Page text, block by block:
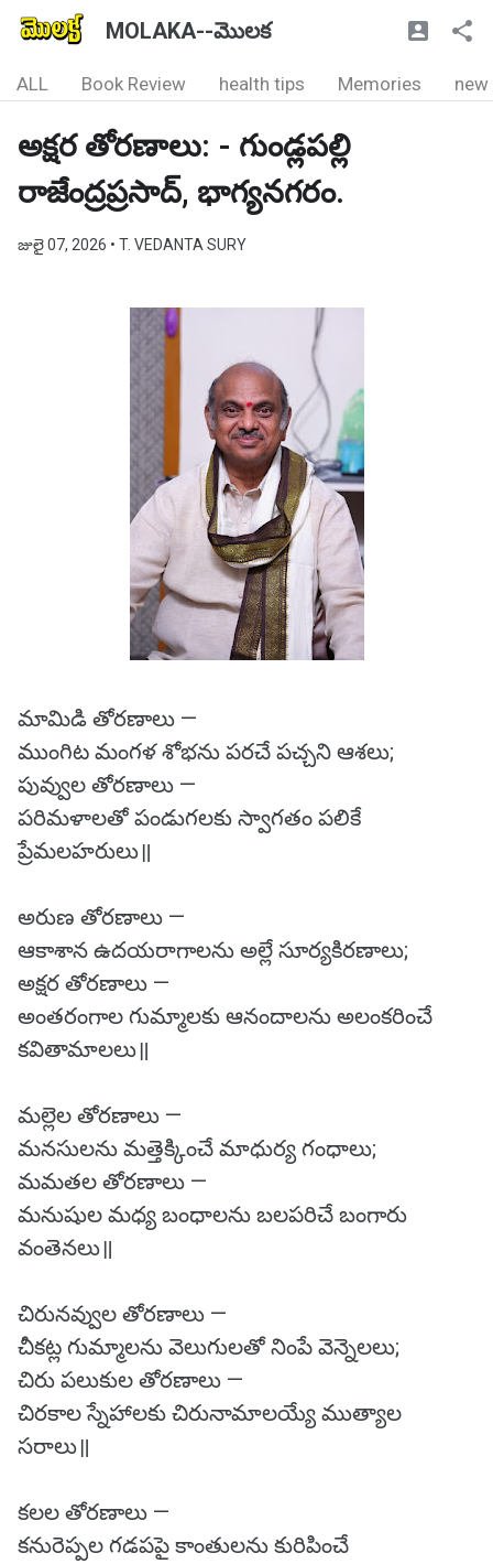
MOLAKA--మొలక
ALL Book Review health tips Memories new
అక్షర తోరణాలు: - గుండ్లపల్లి
రాజేంద్రప్రసాద్, భాగ్యనగరం.
జులై 07, 2026 • T. VEDANTA SURY
మామిడి తోరణాలు —
ముంగిట మంగళ శోభను పరచే పచ్చని ఆశలు;
పువ్వుల తోరణాలు —
పరిమళాలతో పండుగలకు స్వాగతం పలికే
ప్రేమలహరులు॥
అరుణ తోరణాలు —
ఆకాశాన ఉదయరాగాలను అల్లే సూర్యకిరణాలు;
అక్షర తోరణాలు —
అంతరంగాల గుమ్మాలకు ఆనందాలను అలంకరించే
కవితామాలలు॥
మల్లెల తోరణాలు —
మనసులను మత్తెక్కించే మాధుర్య గంధాలు;
మమతల తోరణాలు —
మనుషుల మధ్య బంధాలను బలపరిచే బంగారు
వంతెనలు॥
చిరునవ్వుల తోరణాలు —
చీకట్ల గుమ్మాలను వెలుగులతో నింపే వెన్నెలలు;
చిరు పలుకుల తోరణాలు —
చిరకాల స్నేహాలకు చిరునామాలయ్యే ముత్యాల
సరాలు॥
కలల తోరణాలు —
కనురెప్పల గడపపై కాంతులను కురిపించే